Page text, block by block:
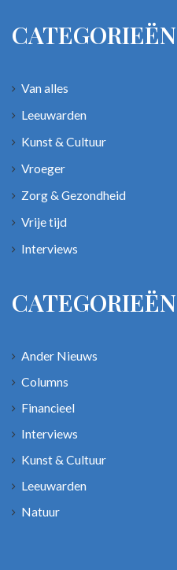
CATEGORIEËN
Van alles
Leeuwarden
Kunst & Cultuur
Vroeger
Zorg & Gezondheid
Vrije tijd
Interviews
CATEGORIEËN
Ander Nieuws
Columns
Financieel
Interviews
Kunst & Cultuur
Leeuwarden
Natuur